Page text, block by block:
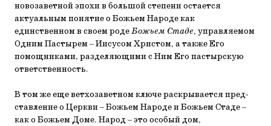
новозавет­ной эпохи в большой степени остается
актуальным понятие о Божьем Народе как
единственном в своем родеБожьем Стаде, управляемом
Одним Пастырем – Иисусом Христом, а также Его
помощниками, разделяющими с Ним Его пастыр­скую
ответственность.
В том же еще ветхозаветном ключе раскрывается пред­
ставление о Церкви – Божьем Народе и Божьем Стаде –
как о Божьем Доме. Народ – это особый дом,